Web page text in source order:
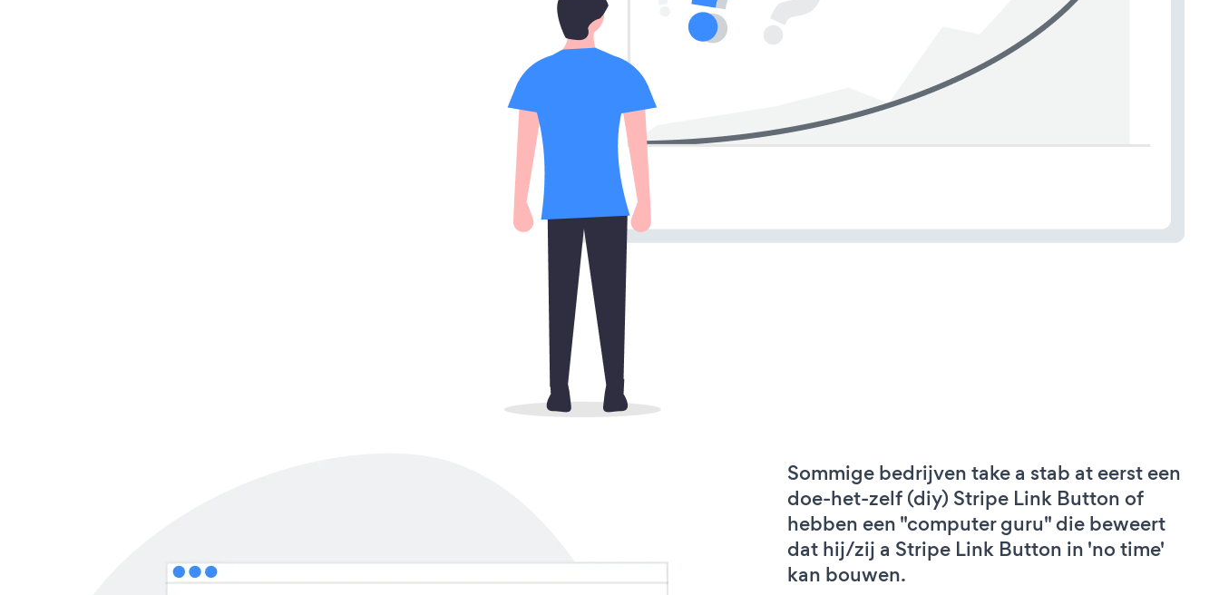
Sommige bedrijven take a stab at eerst een
doe-het-zelf (diy) Stripe Link Button of
hebben een "computer guru" die beweert
dat hij/zij a Stripe Link Button in 'no time'
kan bouwen.